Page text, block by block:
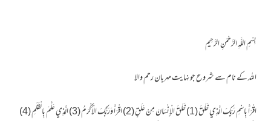
بِسْمِ اللَّهِ الرَّحْمَنِ الرَّحِيمِ
اللہ کے نام سے شروع جو نہایت مہربان رحم والا
اقْرَأْ بِاسْمِ رَبِّكَ الَّذِي خَلَقَ (1) خَلَقَ الْإِنْسَانَ مِنْ عَلَقٍ (2) اقْرَأْ وَرَبُّكَ الْأَكْرَمُ (3) الَّذِي عَلَّمَ بِالْقَلَمِ (4)